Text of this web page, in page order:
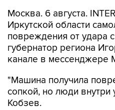
Москва. 6 августа.
Иркутской области
повреждения от удара
губернатор региона
канале в мессенджере
"Машина получила
сопкой, но люди внутри
Кобзев.